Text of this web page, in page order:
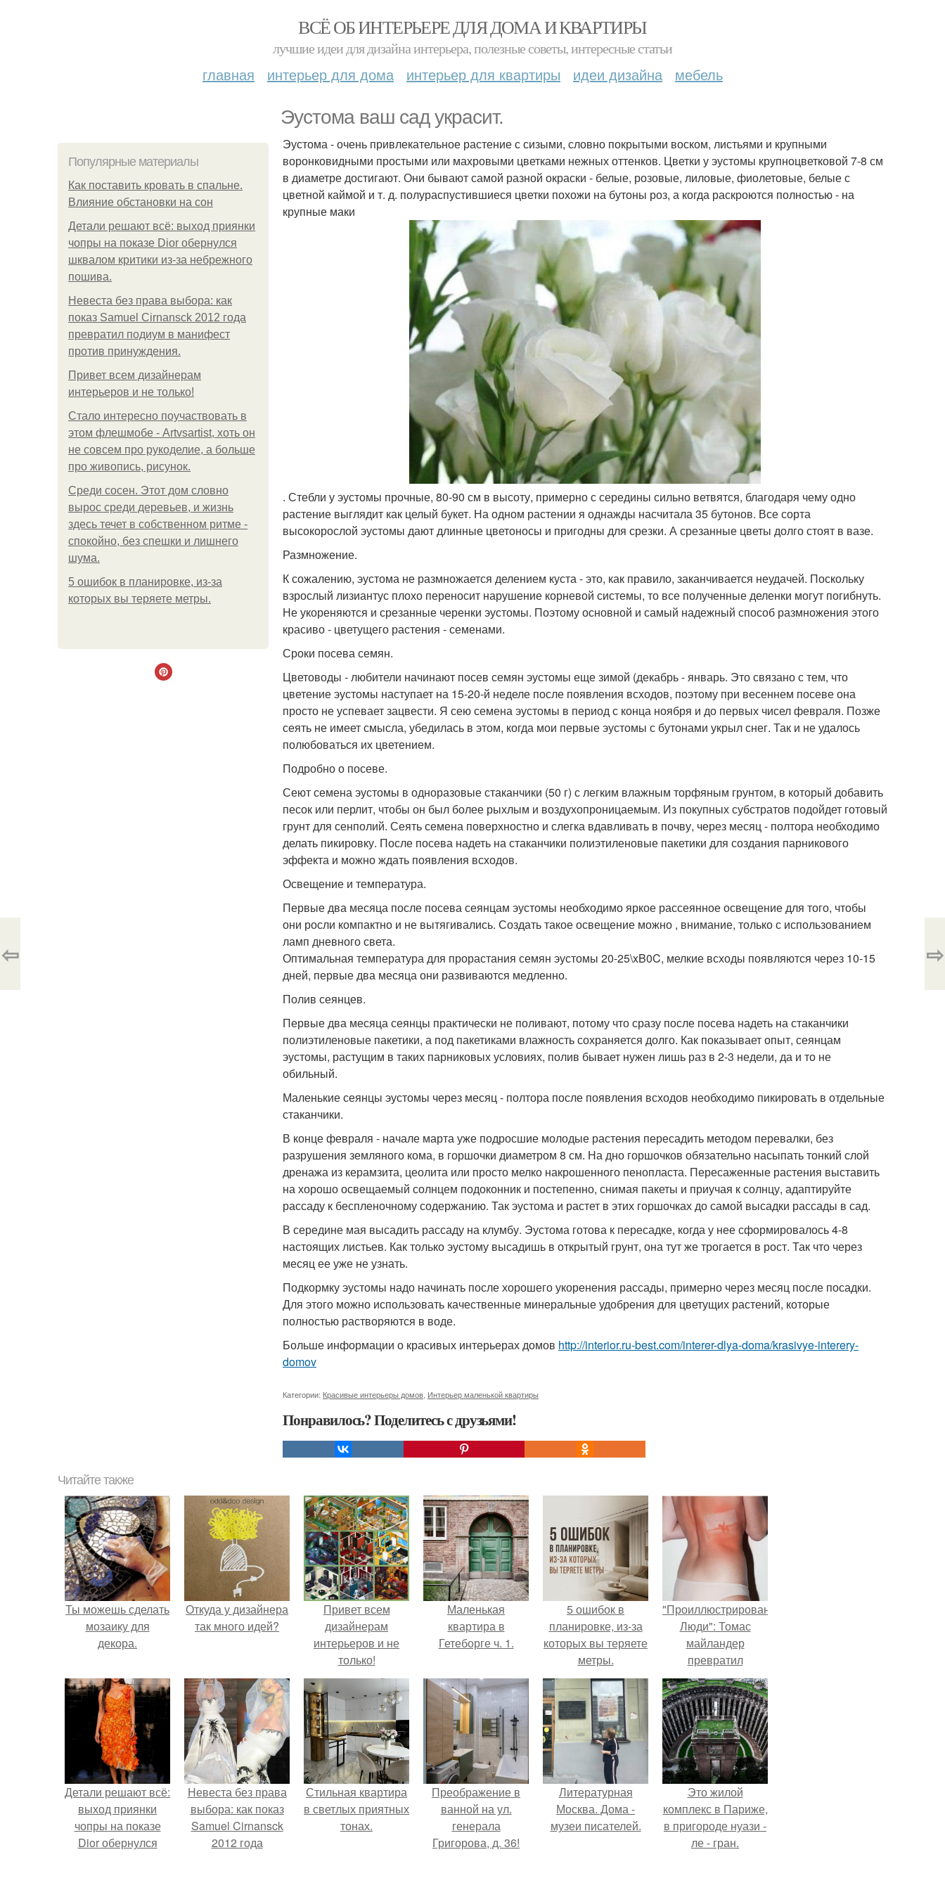
ВСЁ ОБ ИНТЕРЬЕРЕ ДЛЯ ДОМА И КВАРТИРЫ
лучшие идеи для дизайна интерьера, полезные советы, интересные статьи
главная интерьер для дома интерьер для квартиры идеи дизайна мебель
Эустома ваш сад украсит.
Популярные материалы
Как поставить кровать в спальне.
Влияние обстановки на сон
Детали решают всё: выход приянки
чопры на показе Dior обернулся
шквалом критики из-за небрежного
пошива.
Невеста без права выбора: как
показ Samuel Cirnansck 2012 года
превратил подиум в манифест
против принуждения.
Привет всем дизайнерам
интерьеров и не только!
Стало интересно поучаствовать в
этом флешмобе - Artvsartist, хоть он
не совсем про рукоделие, а больше
про живопись, рисунок.
Среди сосен. Этот дом словно
вырос среди деревьев, и жизнь
здесь течет в собственном ритме -
спокойно, без спешки и лишнего
шума.
5 ошибок в планировке, из-за
которых вы теряете метры.
Эустома - очень привлекательное растение с сизыми, словно покрытыми воском, листьями и крупными
воронковидными простыми или махровыми цветками нежных оттенков. Цветки у эустомы крупноцветковой 7-8 см
в диаметре достигают. Они бывают самой разной окраски - белые, розовые, лиловые, фиолетовые, белые с
цветной каймой и т. д. полураспустившиеся цветки похожи на бутоны роз, а когда раскроются полностью - на
крупные маки
. Стебли у эустомы прочные, 80-90 см в высоту, примерно с середины сильно ветвятся, благодаря чему одно
растение выглядит как целый букет. На одном растении я однажды насчитала 35 бутонов. Все сорта
высокорослой эустомы дают длинные цветоносы и пригодны для срезки. А срезанные цветы долго стоят в вазе.
Размножение.
К сожалению, эустома не размножается делением куста - это, как правило, заканчивается неудачей. Поскольку
взрослый лизиантус плохо переносит нарушение корневой системы, то все полученные деленки могут погибнуть.
Не укореняются и срезанные черенки эустомы. Поэтому основной и самый надежный способ размножения этого
красиво - цветущего растения - семенами.
Сроки посева семян.
Цветоводы - любители начинают посев семян эустомы еще зимой (декабрь - январь. Это связано с тем, что
цветение эустомы наступает на 15-20-й неделе после появления всходов, поэтому при весеннем посеве она
просто не успевает зацвести. Я сею семена эустомы в период с конца ноября и до первых чисел февраля. Позже
сеять не имеет смысла, убедилась в этом, когда мои первые эустомы с бутонами укрыл снег. Так и не удалось
полюбоваться их цветением.
Подробно о посеве.
Сеют семена эустомы в одноразовые стаканчики (50 г) с легким влажным торфяным грунтом, в который добавить
песок или перлит, чтобы он был более рыхлым и воздухопроницаемым. Из покупных субстратов подойдет готовый
грунт для сенполий. Сеять семена поверхностно и слегка вдавливать в почву, через месяц - полтора необходимо
делать пикировку. После посева надеть на стаканчики полиэтиленовые пакетики для создания парникового
эффекта и можно ждать появления всходов.
Освещение и температура.
Первые два месяца после посева сеянцам эустомы необходимо яркое рассеянное освещение для того, чтобы
они росли компактно и не вытягивались. Создать такое освещение можно , внимание, только с использованием
ламп дневного света.
Оптимальная температура для прорастания семян эустомы 20-25\xB0C, мелкие всходы появляются через 10-15
дней, первые два месяца они развиваются медленно.
Полив сеянцев.
Первые два месяца сеянцы практически не поливают, потому что сразу после посева надеть на стаканчики
полиэтиленовые пакетики, а под пакетиками влажность сохраняется долго. Как показывает опыт, сеянцам
эустомы, растущим в таких парниковых условиях, полив бывает нужен лишь раз в 2-3 недели, да и то не
обильный.
Маленькие сеянцы эустомы через месяц - полтора после появления всходов необходимо пикировать в отдельные
стаканчики.
В конце февраля - начале марта уже подросшие молодые растения пересадить методом перевалки, без
разрушения земляного кома, в горшочки диаметром 8 см. На дно горшочков обязательно насыпать тонкий слой
дренажа из керамзита, цеолита или просто мелко накрошенного пенопласта. Пересаженные растения выставить
на хорошо освещаемый солнцем подоконник и постепенно, снимая пакеты и приучая к солнцу, адаптируйте
рассаду к беспленочному содержанию. Так эустома и растет в этих горшочках до самой высадки рассады в сад.
В середине мая высадить рассаду на клумбу. Эустома готова к пересадке, когда у нее сформировалось 4-8
настоящих листьев. Как только эустому высадишь в открытый грунт, она тут же трогается в рост. Так что через
месяц ее уже не узнать.
Подкормку эустомы надо начинать после хорошего укоренения рассады, примерно через месяц после посадки.
Для этого можно использовать качественные минеральные удобрения для цветущих растений, которые
полностью растворяются в воде.
Больше информации о красивых интерьерах домов http://interior.ru-best.com/interer-dlya-doma/krasivye-interery-
domov
Категории: Красивые интерьеры домов Интерьер маленькой квартиры
Понравилось? Поделитесь с друзьями!
⇦ ⇨
Читайте также
Ты можешь сделать
мозаику для
декора.
Откуда у дизайнера
так много идей?
Привет всем
дизайнерам
интерьеров и не
только!
Маленькая
квартира в
Гетеборге ч. 1.
5 ошибок в
планировке, из-за
которых вы теряете
метры.
"Проиллюстрированные
Люди": Томас
майландер
превратил
солнечные ожоги в
арт - объект.
Детали решают всё:
выход приянки
чопры на показе
Dior обернулся
Невеста без права
выбора: как показ
Samuel Cirnansck
2012 года
Стильная квартира
в светлых приятных
тонах.
Преображение в
ванной на ул.
генерала
Григорова, д. 36!
Литературная
Москва. Дома -
музеи писателей.
Это жилой
комплекс в Париже,
в пригороде нуази -
ле - гран.